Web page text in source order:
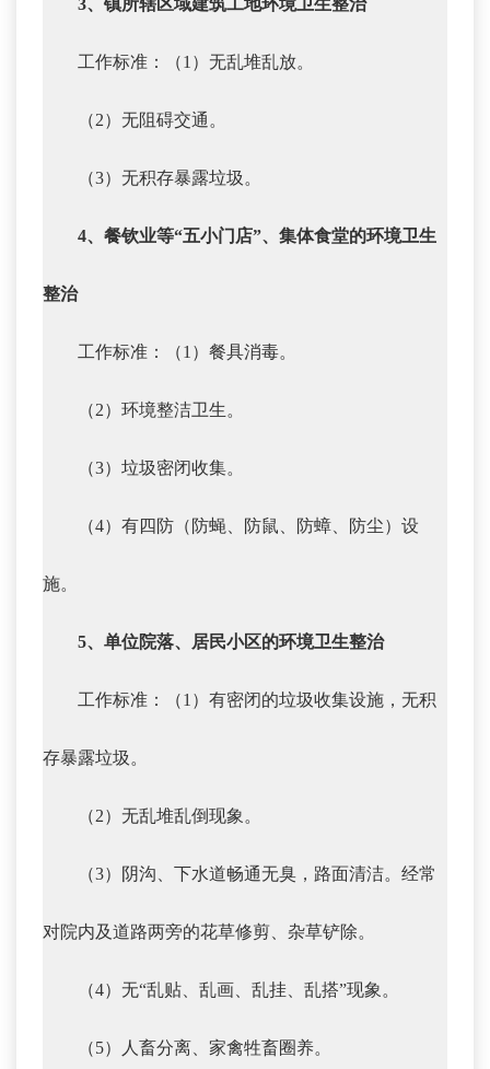
3、镇所辖区域建筑工地环境卫生整治
工作标准：（1）无乱堆乱放。
（2）无阻碍交通。
（3）无积存暴露垃圾。
4、餐钦业等“五小门店”、集体食堂的环境卫生
整治
工作标准：（1）餐具消毒。
（2）环境整洁卫生。
（3）垃圾密闭收集。
（4）有四防（防蝇、防鼠、防蟑、防尘）设
施。
5、单位院落、居民小区的环境卫生整治
工作标准：（1）有密闭的垃圾收集设施，无积
存暴露垃圾。
（2）无乱堆乱倒现象。
（3）阴沟、下水道畅通无臭，路面清洁。经常
对院内及道路两旁的花草修剪、杂草铲除。
（4）无“乱贴、乱画、乱挂、乱搭”现象。
（5）人畜分离、家禽牲畜圈养。